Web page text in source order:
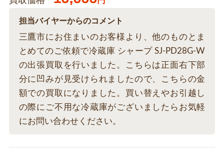
担当バイヤーからのコメント
三鷹市にお住まいのお客様より、他のものとま
とめてのご依頼で冷蔵庫 シャープ SJ-PD28G-W
の出張買取を行いました。こちらは正面右下部
分に凹みが見受けられましたので、こちらの金
額での買取になりました。買い替えやお引越し
の際にご不用な冷蔵庫がございましたらお気軽
にお問い合わせください。